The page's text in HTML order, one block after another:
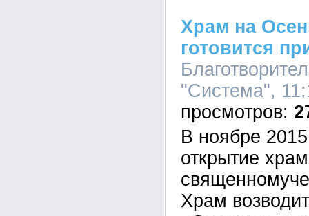
Храм на
готовится
"Система",
В ноябре
открытие
Храм